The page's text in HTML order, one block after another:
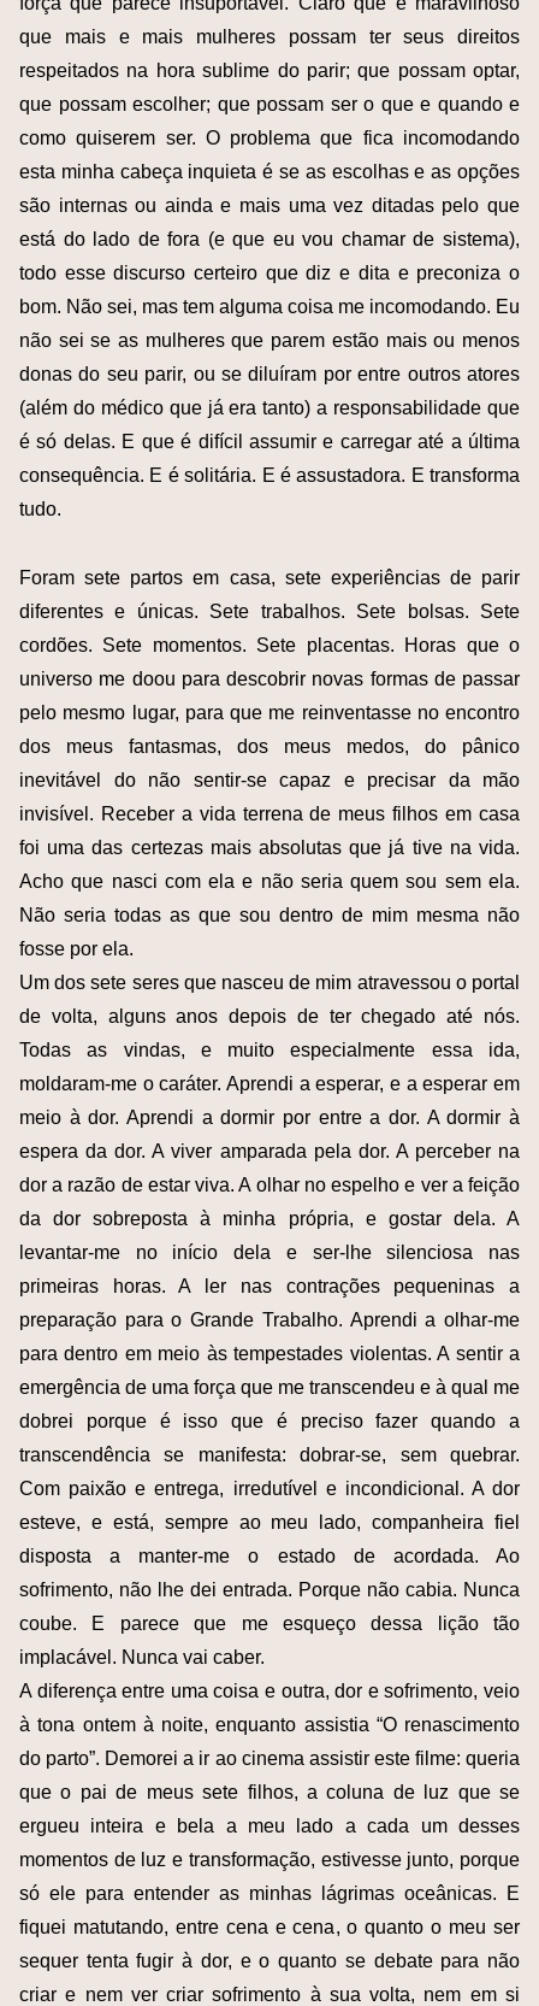
que mais e mais mulheres possam ter seus direitos
respeitados na hora sublime do parir; que possam optar,
que possam escolher; que possam ser o que e quando e
como quiserem ser. O problema que fica incomodando
esta minha cabeça inquieta é se as escolhas e as opções
são internas ou ainda e mais uma vez ditadas pelo que
está do lado de fora (e que eu vou chamar de sistema),
todo esse discurso certeiro que diz e dita e preconiza o
bom. Não sei, mas tem alguma coisa me incomodando. Eu
não sei se as mulheres que parem estão mais ou menos
donas do seu parir, ou se diluíram por entre outros atores
(além do médico que já era tanto) a responsabilidade que
é só delas. E que é difícil assumir e carregar até a última
consequência. E é solitária. E é assustadora. E transforma
tudo.
Foram sete partos em casa, sete experiências de parir
diferentes e únicas. Sete trabalhos. Sete bolsas. Sete
cordões. Sete momentos. Sete placentas. Horas que o
universo me doou para descobrir novas formas de passar
pelo mesmo lugar, para que me reinventasse no encontro
dos meus fantasmas, dos meus medos, do pânico
inevitável do não sentir-se capaz e precisar da mão
invisível. Receber a vida terrena de meus filhos em casa
foi uma das certezas mais absolutas que já tive na vida.
Acho que nasci com ela e não seria quem sou sem ela.
Não seria todas as que sou dentro de mim mesma não
fosse por ela.
Um dos sete seres que nasceu de mim atravessou o portal
de volta, alguns anos depois de ter chegado até nós.
Todas as vindas, e muito especialmente essa ida,
moldaram-me o caráter. Aprendi a esperar, e a esperar em
meio à dor. Aprendi a dormir por entre a dor. A dormir à
espera da dor. A viver amparada pela dor. A perceber na
dor a razão de estar viva. A olhar no espelho e ver a feição
da dor sobreposta à minha própria, e gostar dela. A
levantar-me no início dela e ser-lhe silenciosa nas
primeiras horas. A ler nas contrações pequeninas a
preparação para o Grande Trabalho. Aprendi a olhar-me
para dentro em meio às tempestades violentas. A sentir a
emergência de uma força que me transcendeu e à qual me
dobrei porque é isso que é preciso fazer quando a
transcendência se manifesta: dobrar-se, sem quebrar.
Com paixão e entrega, irredutível e incondicional. A dor
esteve, e está, sempre ao meu lado, companheira fiel
disposta a manter-me o estado de acordada. Ao
sofrimento, não lhe dei entrada. Porque não cabia. Nunca
coube. E parece que me esqueço dessa lição tão
implacável. Nunca vai caber.
A diferença entre uma coisa e outra, dor e sofrimento, veio
à tona ontem à noite, enquanto assistia “O renascimento
do parto”. Demorei a ir ao cinema assistir este filme: queria
que o pai de meus sete filhos, a coluna de luz que se
ergueu inteira e bela a meu lado a cada um desses
momentos de luz e transformação, estivesse junto, porque
só ele para entender as minhas lágrimas oceânicas. E
fiquei matutando, entre cena e cena, o quanto o meu ser
sequer tenta fugir à dor, e o quanto se debate para não
criar e nem ver criar sofrimento à sua volta, nem em si